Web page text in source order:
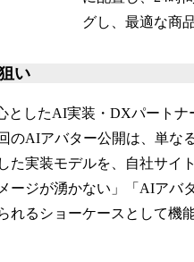
グし、最適な商
い
としたAI実装・DXパート
のAIアバター公開は、単な
た実装モデルを、自社サイ
ージが湧かない」「AIア
れるショーケースとして機